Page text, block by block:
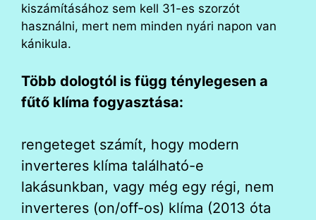
kiszámításához sem kell 31-es szorzót
használni, mert nem minden nyári napon van
kánikula.
Több dologtól is függ ténylegesen a
fűtő klíma fogyasztása:
rengeteget számít, hogy modern
inverteres klíma található-e
lakásunkban, vagy még egy régi, nem
inverteres (on/off-os) klíma (2013 óta